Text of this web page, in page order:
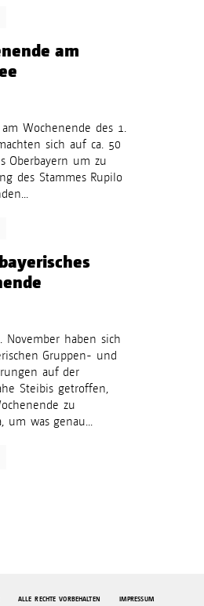
am
Wochenende des 1.
sich auf ca. 50
Oberbayern um zu
des Stammes Rupilo
November haben sich
Gruppen- und
auf der
Steibis getroffen,
zu
um was genau...
ALLE RECHTE VORBEHALTEN IMPRESSUM